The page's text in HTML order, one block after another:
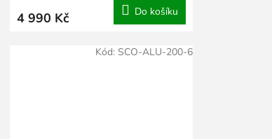
4 990 Kč Do košíku
Kód: SCO-ALU-200-6